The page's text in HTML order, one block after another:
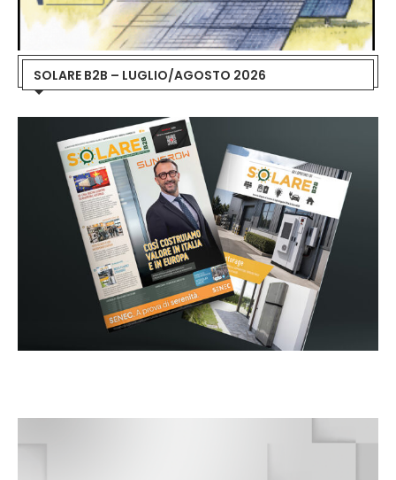
SOLARE B2B – LUGLIO/AGOSTO 2026